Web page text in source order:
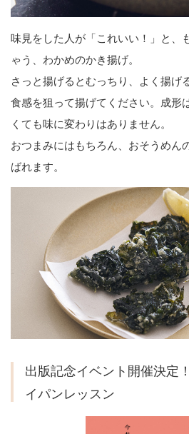
味見をした人が「これいい！」と、
ゃう、わかめのかき揚げ。
さっと揚げるとむっちり、よく揚げ
食感を狙って揚げてください。成形
くても味に変わりはありません。
おつまみにはもちろん、おそうめん
ばれます。
出版記念イベント開催決定
イパンレッスン